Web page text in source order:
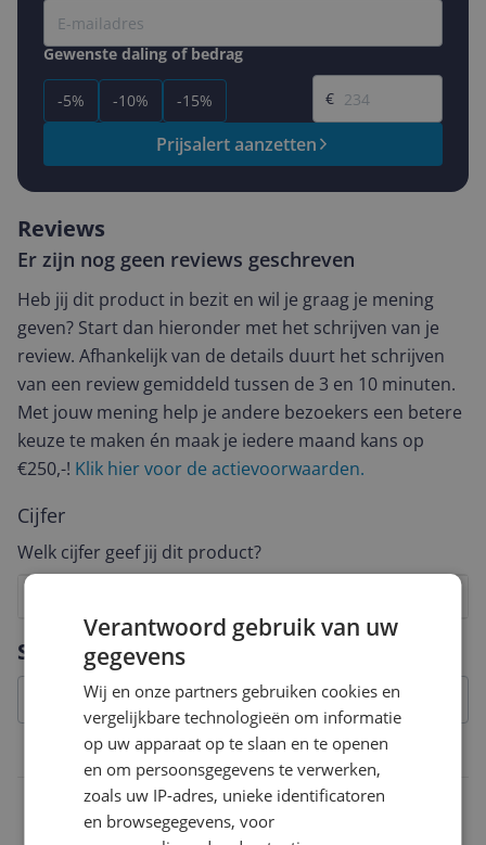
Gewenste daling of bedrag
-5% -10% -15%
Gewenste prijs
€
Prijsalert aanzetten
Specificaties
Overige kenmerken
Beeldschermresolutie
7680 x 4320 Pixels
Reviews
Er zijn nog geen reviews geschreven
Heb jij dit product in bezit en wil je graag je mening
geven? Start dan hieronder met het schrijven van je
review. Afhankelijk van de details duurt het schrijven
van een review gemiddeld tussen de 3 en 10 minuten.
Met jouw mening help je andere bezoekers een betere
keuze te maken én maak je iedere maand kans op
€250,-! Klik hier voor de actievoorwaarden.
Cijfer
Welk cijfer geef jij dit product?
Vraag 1 van 4
Verantwoord gebruik van uw
gegevens
Wij en onze partners gebruiken cookies en
vergelijkbare technologieën om informatie
op uw apparaat op te slaan en te openen
en om persoonsgegevens te verwerken,
zoals uw IP-adres, unieke identificatoren
en browsegegevens, voor